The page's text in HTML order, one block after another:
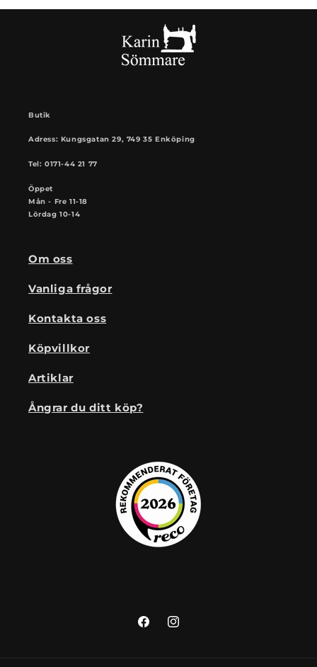
Butik
Adress: Kungsgatan 29, 749 35 Enköping
Tel: 0171-44 21 77
Öppet
Mån - Fre 11-18
Lördag 10-14
Om oss
Vanliga frågor
Kontakta oss
Köpvillkor
Artiklar
Ångrar du ditt köp?
FacebookInstagram